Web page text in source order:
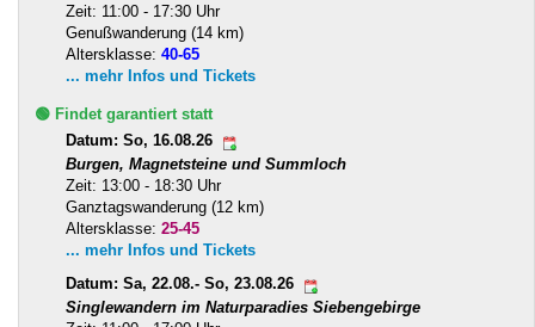
Zeit: 11:00 - 17:30 Uhr
Genußwanderung (14 km)
Altersklasse: 40-65
... mehr Infos und Tickets
🟢 Findet garantiert statt
Datum: So, 16.08.26
Burgen, Magnetsteine und Summloch
Zeit: 13:00 - 18:30 Uhr
Ganztagswanderung (12 km)
Altersklasse: 25-45
... mehr Infos und Tickets
Datum: Sa, 22.08.- So, 23.08.26
Singlewandern im Naturparadies Siebengebirge